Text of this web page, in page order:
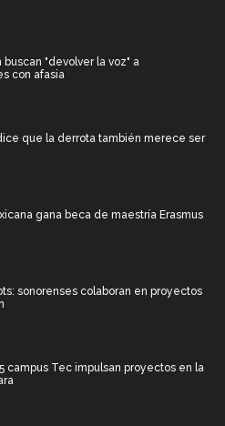
buscan "devolver la voz" a
con afasia
que la derrota también merece ser
gana beca de maestría Erasmus
sonorenses colaboran en proyectos
campus Tec impulsan proyectos en la